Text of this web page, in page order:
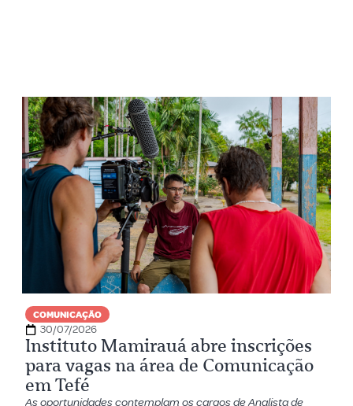
COMUNICAÇÃO
30/07/2026
Instituto Mamirauá abre inscrições
para vagas na área de Comunicação
em Tefé
As oportunidades contemplam os cargos de Analista de